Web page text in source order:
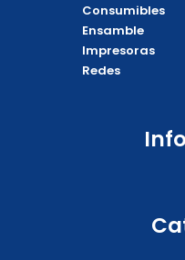
k
Consumibles
Ensamble
Impresoras
Redes